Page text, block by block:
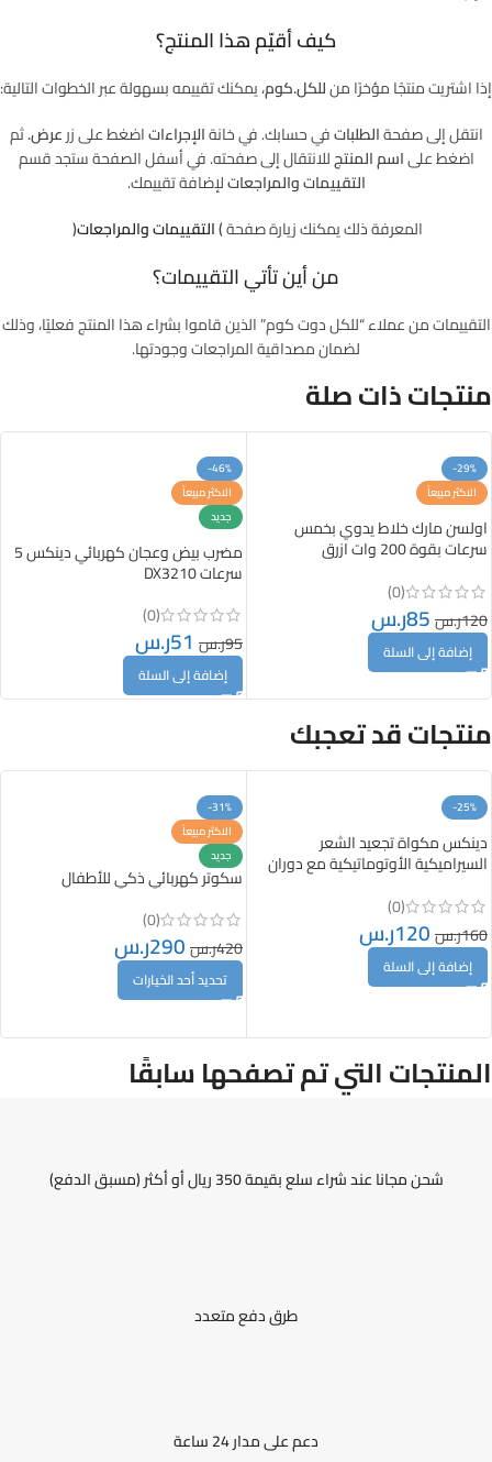
كيف أقيّم هذا المنتج؟
إذا اشتريت منتجًا مؤخرًا منللكل.كوم، يمكنك تقييمه بسهولة عبر الخطوات التالية:
انتقل إلى صفحةالطلباتفي حسابك. في خانةالإجراءاتاضغط على زرعرض.ثم
اضغط علىاسم المنتجللانتقال إلى صفحته. في أسفل الصفحة ستجد قسم
التقييمات والمراجعاتلإضافة تقييمك.
المعرفة ذلك يمكنك زيارة صفحة(التقييمات والمراجعات)
من أين تأتي التقييمات؟
التقييمات من عملاء “للكل دوت كوم” الذين قاموا بشراء هذا المنتج فعليًا، وذلك
لضمان مصداقية المراجعات وجودتها.
منتجات ذات صلة
-29%
الاكثر مبيعاً
اولسن مارك خلاط يدوي بخمس
سرعات بقوة 200 وات ازرق
(0)
120ر.س85ر.س
إضافة إلى السلة
-46%
الاكثر مبيعاً
جديد
مضرب بيض وعجان كهربائي دينكس 5
سرعات DX3210
(0)
95ر.س 51ر.س
إضافة إلى السلة
منتجات قد تعجبك
-25%
دينكس مكواة تجعيد الشعر
السيراميكية الأوتوماتيكية مع دوران
DX1354
(0)
160ر.س120ر.س
إضافة إلى السلة
-31%
الاكثر مبيعاً
جديد
سكوتر كهربائي ذكي للأطفال
(0)
420ر.س290ر.س
تحديد أحد الخيارات
المنتجات التي تم تصفحها سابقًا
شحن مجانا عند شراء سلع بقيمة 350 ريال أو أكثر (مسبق الدفع)
طرق دفع متعدد
دعم على مدار 24 ساعة